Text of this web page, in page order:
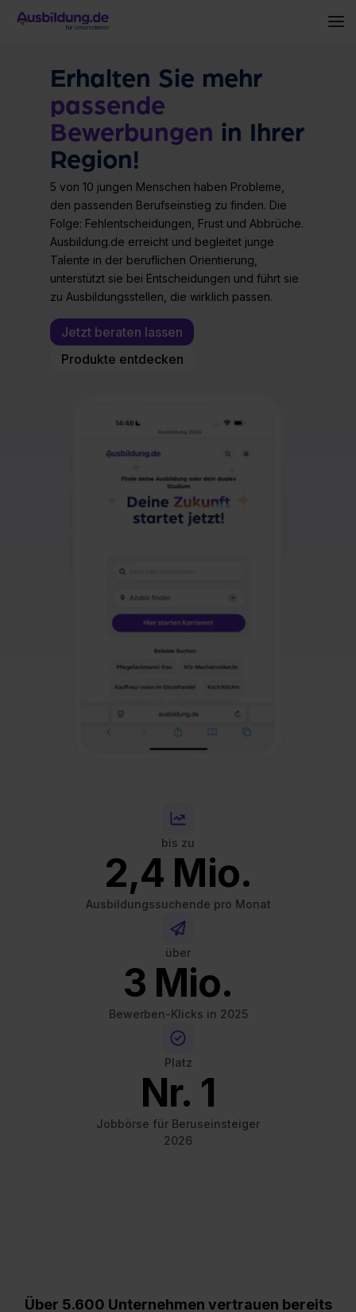
Erhalten Sie mehr
passende
Bewerbungen in Ihrer
Region!
5 von 10 jungen Menschen haben Probleme,
den passenden Berufseinstieg zu finden. Die
Folge: Fehlentscheidungen, Frust und Abbrüche.
Ausbildung.de erreicht und begleitet junge
Talente in der beruflichen Orientierung,
unterstützt sie bei Entscheidungen und führt sie
zu Ausbildungsstellen, die wirklich passen.
Jetzt beraten lassen
Produkte entdecken
bis zu
2,4 Mio.
Ausbildungssuchende pro Monat
über
3 Mio.
Bewerben-Klicks in 2025
Platz
Nr. 1
Jobbörse für Beruseinsteiger
2026
Über 5.600 Unternehmen vertrauen bereits